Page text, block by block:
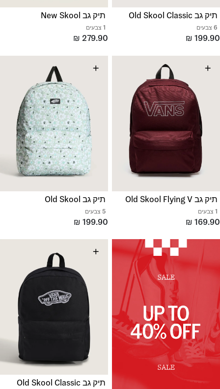
תיק גב Old Skool Classic
6 צבעים
₪ 199.90
תיק גב New Skool
1 צבעים
₪ 279.90
+
תיק גב Old Skool Flying V
1 צבעים
₪ 169.90
+
תיק גב Old Skool
5 צבעים
₪ 199.90
+
תיק גב Old Skool Classic